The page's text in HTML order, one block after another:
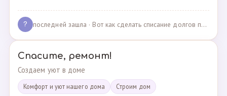
? последней зашла · Вот как сделать списание долгов по жкх? · 02.05.2025
Спасите, ремонт!
Создаем уют в доме
Комфорт и уют нашего дома Cтроим дом